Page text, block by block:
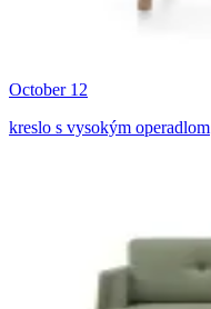
October 12
kreslo s vysokým operadlom